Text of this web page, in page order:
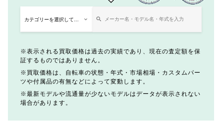
表示される買取価格は過去の実績であり、現在の査定額を保
証するものではありません。
買取価格は、自転車の状態・年式・市場相場・カスタムパー
ツや付属品の有無などによって変動します。
最新モデルや流通量が少ないモデルはデータが表示されない
場合があります。